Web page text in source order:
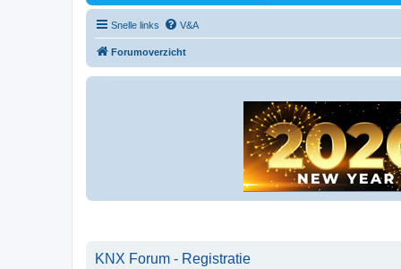
Snelle links V&A
Forumoverzicht
KNX Forum - Registratie